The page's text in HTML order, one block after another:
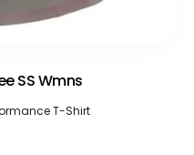
SS Wmns
T-Shirt